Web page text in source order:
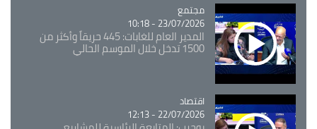
Catégorie
مجتمع
23/07/2026 - 10:18
المدير العام للغابات: 445 حريقاً وأكثر من
1500 تدخل خلال الموسم الحالي
Catégorie
اقتصاد
22/07/2026 - 12:13